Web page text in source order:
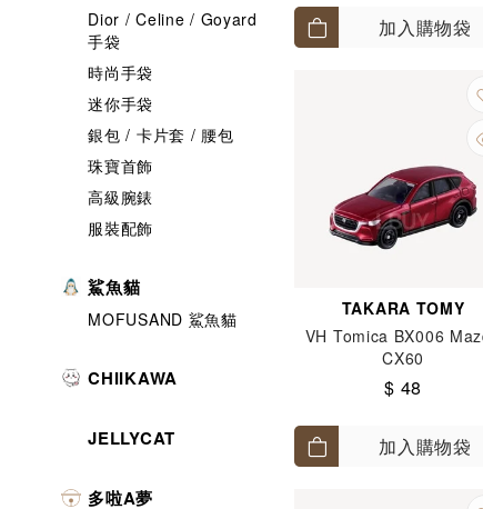
Dior / Celine / Goyard
手袋
時尚手袋
迷你手袋
銀包 / 卡片套 / 腰包
珠寶首飾
高級腕錶
服裝配飾
鯊魚貓
MOFUSAND 鯊魚貓
CHIIKAWA
JELLYCAT
多啦A夢
加入購物袋
TAKARA TOMY
VH Tomica BX006
CX60
$ 48
加入購物袋